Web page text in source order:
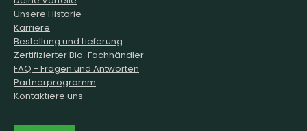
Unsere Historie
Karriere
Bestellung und Lieferung
Zertifizierter Bio-Fachhändler
FAQ - Fragen und Antworten
Partnerprogramm
Kontaktiere uns